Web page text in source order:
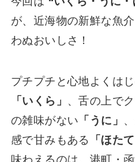
が、近海物の新鮮な魚
わぬおいしさ！
プチプチと心地よくは
「いくら」 、舌の上で
の雑味がない 「うに」
感で甘みもある
「ほたて